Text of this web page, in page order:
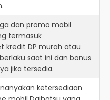
dan promo mobil
termasuk
kredit DP murah atau
saat ini dan bonus
jika tersedia.
ketersediaan